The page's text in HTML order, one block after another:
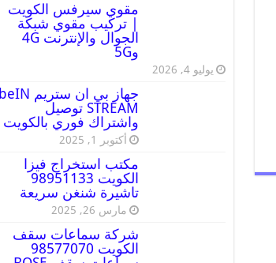
مقوي سيرفس الكويت
| تركيب مقوي شبكة
الجوال والإنترنت 4G
و5G
يوليو 4, 2026
جهاز بي ان ستريم beIN
STREAM توصيل
واشتراك فوري بالكويت
أكتوبر 1, 2025
مكتب استخراج فيزا
الكويت 98951133
تاشيرة شنغن سريعة
مارس 26, 2025
شركة سماعات سقف
الكويت 98577070